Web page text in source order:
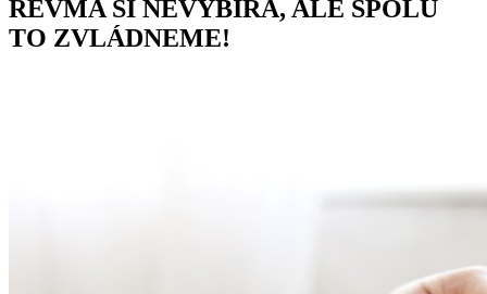
REVMA SI NEVYBÍRÁ, ALE SPOLU
TO ZVLÁDNEME!